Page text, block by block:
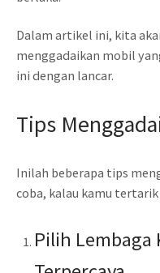
Dalam artikel ini, kita
menggadaikan mobil
ini dengan lancar.
Tips
Inilah beberapa tips
coba, kalau kamu
Pilih Lembaga